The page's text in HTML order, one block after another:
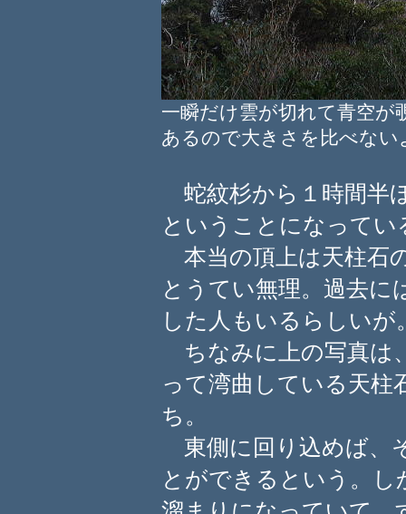
一瞬だけ雲が切れて青空が
あるので大きさを比べない
蛇紋杉から１時間半
ということになってい
本当の頂上は天柱石
とうてい無理。過去に
した人もいるらしいが
ちなみに上の写真は
って湾曲している天柱
ち。
東側に回り込めば、
とができるという。